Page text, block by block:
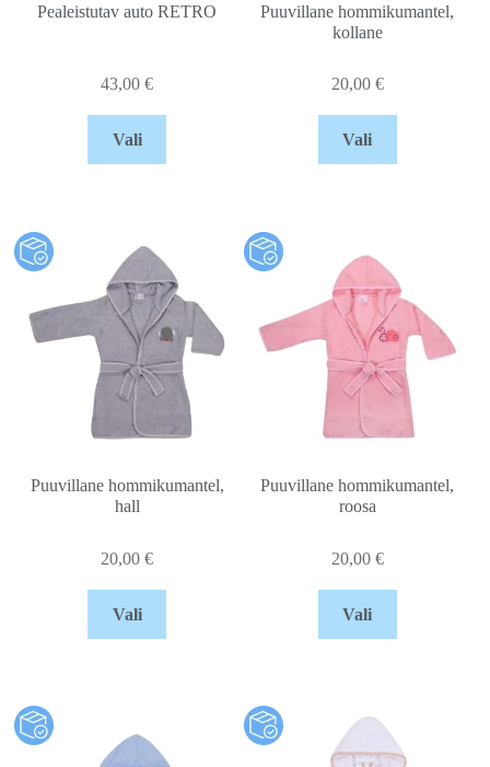
Pealeistutav auto RETRO
43,00€
Vali
Puuvillane hommikumantel,
kollane
20,00 €
Vali
Puuvillane hommikumantel,
hall
20,00€
Vali
Puuvillane hommikumantel,
roosa
20,00 €
Vali